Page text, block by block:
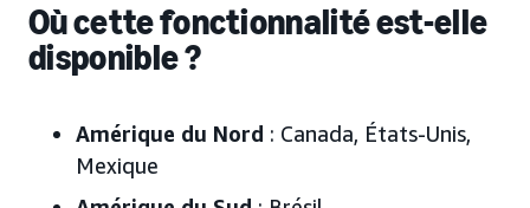
Où cette fonctionnalité est-elle
disponible ?
Amérique du Nord : Canada, États-Unis,
Mexique